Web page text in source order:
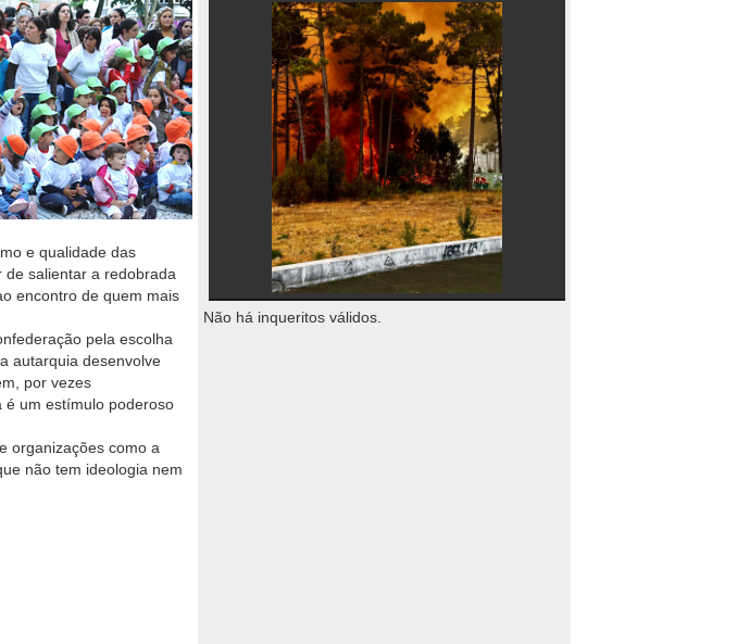
e qualidade das
de salientar a redobrada
encontro de quem mais
pela escolha
autarquia desenvolve
por vezes
é um estímulo poderoso
organizações como a
não tem ideologia nem
Não há inqueritos válidos.